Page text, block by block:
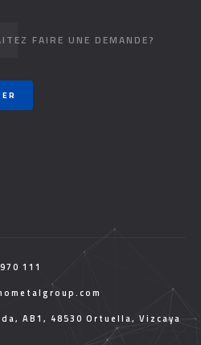
FAIRE UNE DEMANDE?
111
AB1, 48530 Ortuella, Vizcaya